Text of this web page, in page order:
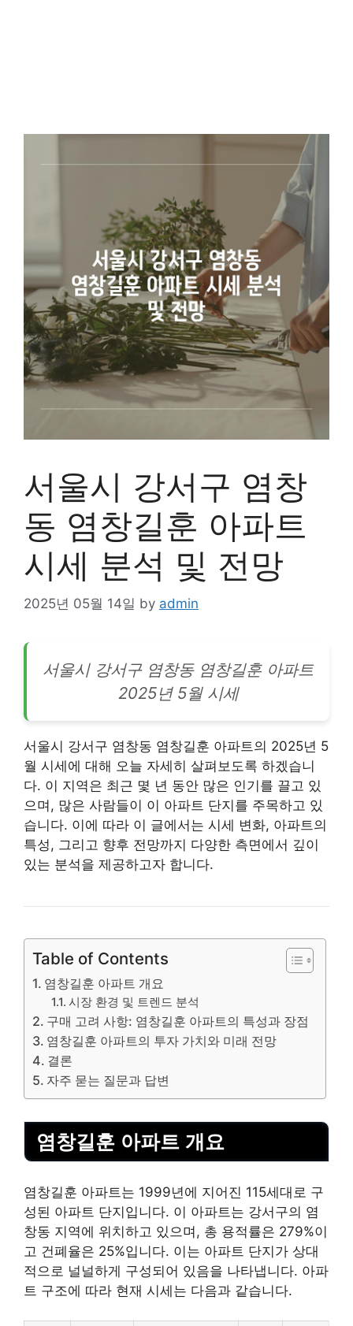
서울시 강서구 염창
동 염창길훈 아파트
시세 분석 및 전망
2025년 05월 14일 by admin
서울시 강서구 염창동 염창길훈 아파트
2025년 5월 시세
서울시 강서구 염창동 염창길훈 아파트 의 2025년 5
월 시세에 대해 오늘 자세히 살펴보도록 하겠습니
다. 이 지역은 최근 몇 년 동안 많은 인기를 끌고 있
으며, 많은 사람들이 이 아파트 단지를 주목하고 있
습니다. 이에 따라 이 글에서는 시세 변화, 아파트 의
특성, 그리고 향후 전망까지 다양한 측면에서 깊이
있는 분석을 제공하고자 합니다.
Table of Contents
염창길훈 아파트 개요
시장 환경 및 트렌드 분석
구매 고려 사항: 염창길훈 아파트의 특성과 장점
염창길훈 아파트의 투자 가치와 미래 전망
결론
자주 묻는 질문과 답변
염창길훈 아파트 개요
염창길훈 아파트는 1999년에 지어진 115세대로 구
성된 아파트 단지입니다. 이 아파트는 강서구의 염
창동 지역에 위치하고 있으며, 총 용적률은 279%이
고 건폐율은 25%입니다. 이는 아파트 단지가 상대
적으로 널널하게 구성되어 있음을 나타냅니다. 아파
트 구조에 따라 현재 시세는 다음과 같습니다.